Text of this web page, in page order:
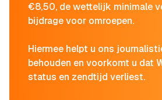
€8,50, de wettelijk minimale
bijdrage voor omroepen.
Hiermee helpt u ons
behouden en voorkomt u dat
status en zendtijd verliest.